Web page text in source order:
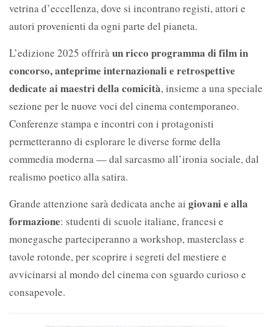
vetrina d’eccellenza, dove si incontrano registi, attori e
autori provenienti da ogni parte del pianeta.
L’edizione 2025 offrirà un ricco programma di film in
concorso, anteprime internazionali e retrospettive
dedicate ai maestri della comicità, insieme a una speciale
sezione per le nuove voci del cinema contemporaneo.
Conferenze stampa e incontri con i protagonisti
permetteranno di esplorare le diverse forme della
commedia moderna — dal sarcasmo all’ironia sociale, dal
realismo poetico alla satira.
Grande attenzione sarà dedicata anche ai giovani e alla
formazione: studenti di scuole italiane, francesi e
monegasche parteciperanno a workshop, masterclass e
tavole rotonde, per scoprire i segreti del mestiere e
avvicinarsi al mondo del cinema con sguardo curioso e
consapevole.